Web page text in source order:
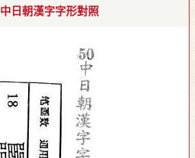
中日朝漢字字形對照